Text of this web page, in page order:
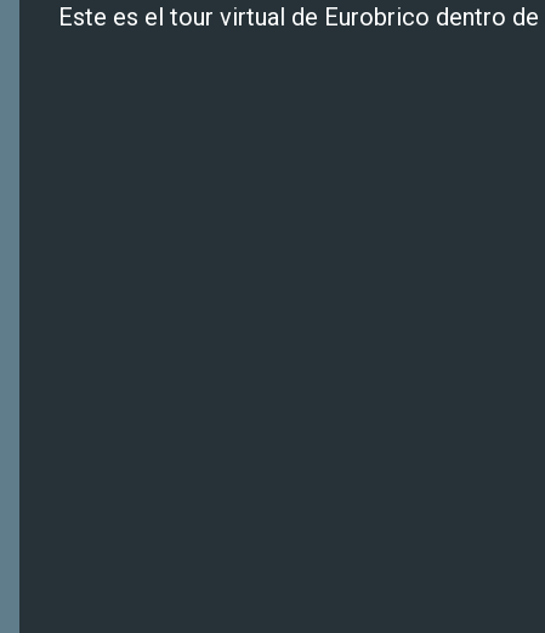
Este es el tour virtual de Eurobrico dentro